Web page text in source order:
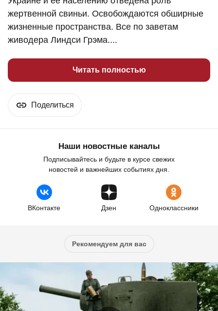
жертвенной свиньи. Освобождаются обширные
жизненные пространства. Все по заветам
живодера Линдси Грэма....
Читать полностью
Поделиться
Наши новостные каналы
Подписывайтесь и будьте в курсе свежих
новостей и важнейших событиях дня.
ВКонтакте Дзен Одноклассники
Рекомендуем для вас